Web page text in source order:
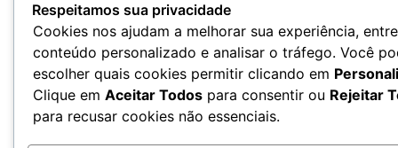
Respeitamos sua privacidade
Cookies nos ajudam a melhorar sua experiência,
conteúdo personalizado e analisar o tráfego. Você
escolher quais cookies permitir clicando em
Clique em Aceitar Todos para consentir ou Rejeitar
para recusar cookies não essenciais.